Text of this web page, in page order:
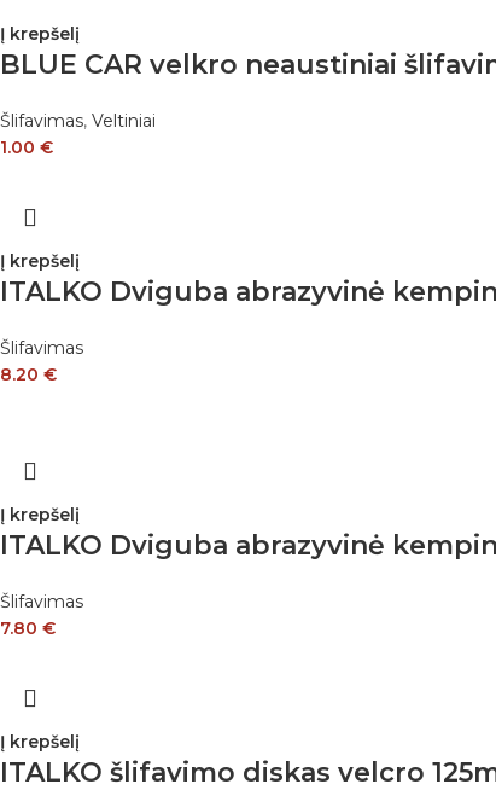
Į krepšelį
BLUE CAR velkro neaustiniai
Šlifavimas, Veltiniai
1.00 €
Į krepšelį
ITALKO Dviguba abrazyvinė
Šlifavimas
8.20 €
Į krepšelį
ITALKO Dviguba abrazyvinė
Šlifavimas
7.80 €
Į krepšelį
ITALKO šlifavimo diskas velcro